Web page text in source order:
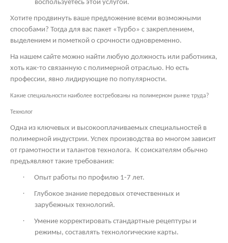
воспользуетесь этой услугой.
Хотите продвинуть ваше предложение всеми возможными
способами? Тогда для вас пакет «Турбо» с закреплением,
выделением и пометкой о срочности одновременно.
На нашем сайте можно найти любую должность или работника,
хоть как-то связанную с полимерной отраслью. Но есть
профессии, явно лидирующие по популярности.
Какие специальности наиболее востребованы на полимерном рынке труда?
Технолог
Одна из ключевых и высокооплачиваемых специальностей в
полимерной индустрии. Успех производства во многом зависит
от грамотности и талантов технолога. К соискателям обычно
предъявляют такие требования:
· Опыт работы по профилю 1-7 лет.
·
Глубокое знание передовых отечественных и
зарубежных технологий.
·
Умение корректировать стандартные рецептуры и
режимы, составлять технологические карты.